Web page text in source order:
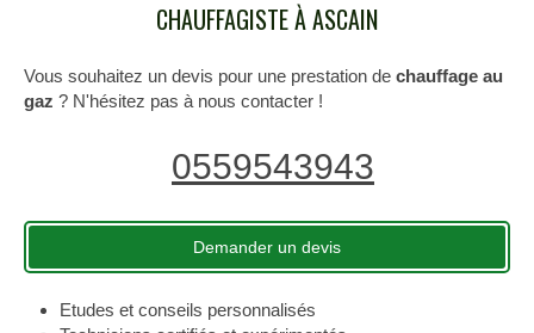
CHAUFFAGISTE À ASCAIN
Vous souhaitez un devis pour une prestation de chauffage au
gaz ? N'hésitez pas à nous contacter !
0559543943
Demander un devis
Etudes et conseils personnalisés